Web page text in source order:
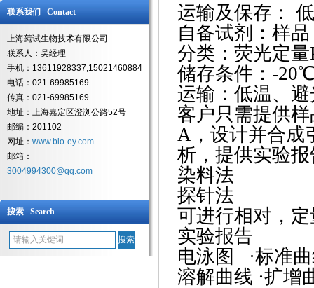
联系我们 Contact
上海莼试生物技术有限公司
联系人：吴经理
手机：13611928337,15021460884
电话：021-69985169
传真：021-69985169
地址：上海嘉定区澄浏公路52号
邮编：201102
网址： www.bio-ey.com
邮箱：
3004994300@qq.com
搜索 Search
运输及保存：
自备试剂：样品
分类：荧光定量
储存条件： -
运输：低温、
客户只需提供
A，设计并合成
析，提供实验
染料法
探针法
可进行相对，
实验报告
电泳图
·标准
溶解曲线 ·扩增